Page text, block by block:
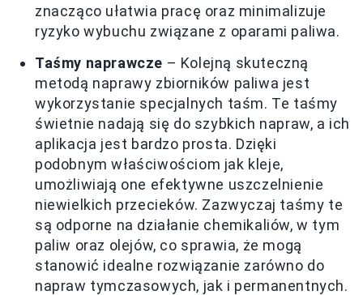
znacząco ułatwia pracę oraz minimalizuje
ryzyko wybuchu związane z oparami paliwa.
Taśmy naprawcze – Kolejną skuteczną
metodą naprawy zbiorników paliwa jest
wykorzystanie specjalnych taśm. Te taśmy
świetnie nadają się do szybkich napraw, a ich
aplikacja jest bardzo prosta. Dzięki
podobnym właściwościom jak kleje,
umożliwiają one efektywne uszczelnienie
niewielkich przecieków. Zazwyczaj taśmy te
są odporne na działanie chemikaliów, w tym
paliw oraz olejów, co sprawia, że mogą
stanowić idealne rozwiązanie zarówno do
napraw tymczasowych, jak i permanentnych.